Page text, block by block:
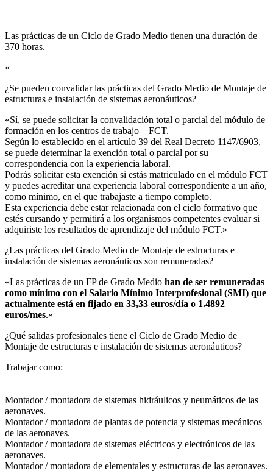
Las prácticas de un Ciclo de Grado Medio tienen una duración de
370 horas.
«
¿Se pueden convalidar las prácticas del Grado Medio de Montaje de
estructuras e instalación de sistemas aeronáuticos?​
«Sí, se puede solicitar la convalidación total o parcial del módulo de
formación en los centros de trabajo – FCT.
Según lo establecido en el artículo 39 del Real Decreto 1147/6903,
se puede determinar la exención total o parcial por su
correspondencia con la experiencia laboral.
Podrás solicitar esta exención si estás matriculado en el módulo FCT
y puedes acreditar una experiencia laboral correspondiente a un año,
como mínimo, en el que trabajaste a tiempo completo.
Esta experiencia debe estar relacionada con el ciclo formativo que
estés cursando y permitirá a los organismos competentes evaluar si
adquiriste los resultados de aprendizaje del módulo FCT.»
¿Las prácticas del Grado Medio de Montaje de estructuras e
instalación de sistemas aeronáuticos son remuneradas?​
«Las prácticas de un FP de Grado Medio han de ser remuneradas
como mínimo con el Salario Mínimo Interprofesional (SMI) que
actualmente está en fijado en 33,33 euros/día o 1.4892
euros/mes.»
¿Qué salidas profesionales tiene el Ciclo de Grado Medio de
Montaje de estructuras e instalación de sistemas aeronáuticos?​
Trabajar como:
Montador / montadora de sistemas hidráulicos y neumáticos de las
aeronaves.
Montador / montadora de plantas de potencia y sistemas mecánicos
de las aeronaves.
Montador / montadora de sistemas eléctricos y electrónicos de las
aeronaves.
Montador / montadora de elementales y estructuras de las aeronaves.